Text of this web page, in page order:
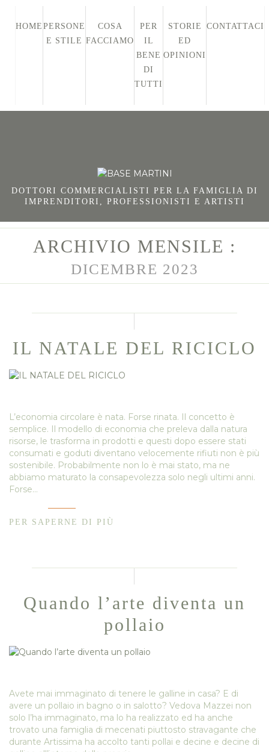
HOME PERSONE
E STILE
COSA
FACCIAMO
PER
IL
BENE
DI
TUTTI
STORIE
ED
OPINIONI
CONTATTACI
DOTTORI COMMERCIALISTI PER LA FAMIGLIA DI
IMPRENDITORI, PROFESSIONISTI E ARTISTI
ARCHIVIO MENSILE :
DICEMBRE 2023
IL NATALE DEL RICICLO
L’economia circolare è nata. Forse rinata. Il concetto è
semplice. Il modello di economia che preleva dalla natura
risorse, le trasforma in prodotti e questi dopo essere stati
consumati e goduti diventano velocemente rifiuti non è più
sostenibile. Probabilmente non lo è mai stato, ma ne
abbiamo maturato la consapevolezza solo negli ultimi anni.
Forse…
PER SAPERNE DI PIÙ
Quando l’arte diventa un
pollaio
Avete mai immaginato di tenere le galline in casa? E di
avere un pollaio in bagno o in salotto? Vedova Mazzei non
solo l’ha immaginato, ma lo ha realizzato ed ha anche
trovato una famiglia di mecenati piuttosto stravagante che
durante Artissima ha accolto tanti pollai e decine e decine di